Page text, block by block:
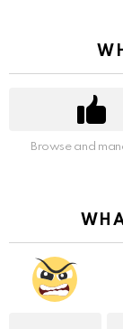
Browse and